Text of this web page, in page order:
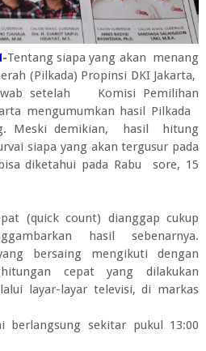
-Tentang siapa yang akan menang
(Pilkada) Propinsi DKI Jakarta,
setelah Komisi Pemilihan
mengumumkan hasil Pilkada
Meski demikian, hasil hitung
siapa yang akan tergusur pada
diketahui pada Rabu sore, 15
(quick count) dianggap cukup
hasil sebenarnya.
bersaing mengikuti dengan
cepat yang dilakukan
layar-layar televisi, di markas
berlangsung sekitar pukul 13:00